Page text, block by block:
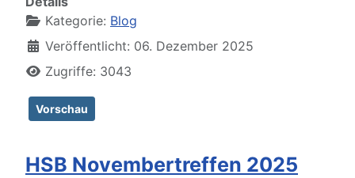
Kategorie: Blog
Veröffentlicht: 06. Dezember 2025
Zugriffe: 3043
Vorschau
HSB Novembertreffen 2025